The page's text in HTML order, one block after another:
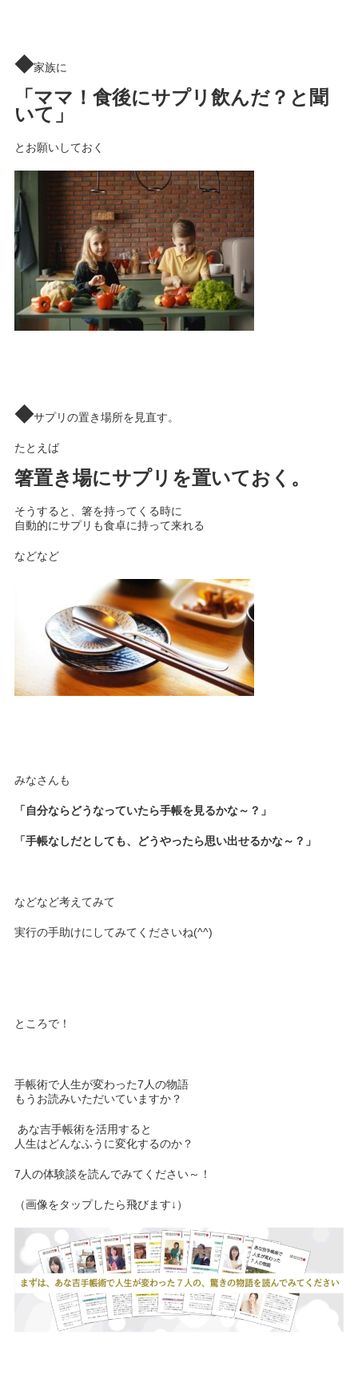
◆家族に
「ママ！食後にサプリ飲んだ？と聞
いて」
とお願いしておく
◆サプリの置き場所を見直す。
たとえば
箸置き場にサプリを置いておく。
そうすると、箸を持ってくる時に
自動的にサプリも食卓に持って来れる
などなど
みなさんも
「自分ならどうなっていたら手帳を見るかな～？」
「手帳なしだとしても、どうやったら思い出せるかな～？」
などなど考えてみて
実行の手助けにしてみてくださいね(^^)
ところで！
手帳術で人生が変わった7人の物語
もうお読みいただいていますか？
あな吉手帳術を活用すると
人生はどんなふうに変化するのか？
7人の体験談を読んでみてください～！
（画像をタップしたら飛びます↓）